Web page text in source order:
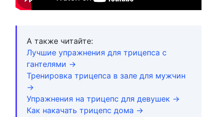
А также читайте:
Лучшие упражнения для трицепса с
гантелями →
Тренировка трицепса в зале для мужчин
→
Упражнения на трицепс для девушек →
Как накачать трицепс дома →